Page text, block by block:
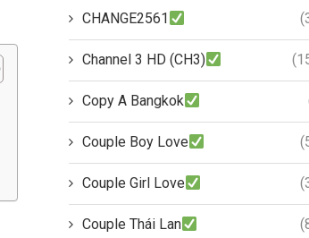
CHANGE2561
Channel 3 HD (CH3)
Copy A Bangkok
Couple Boy Love
Couple Girl Love
Couple Thái Lan